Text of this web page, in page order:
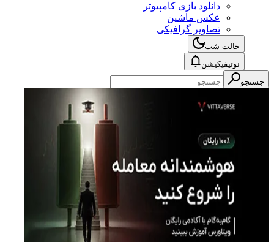
دانلود بازی کامپیوتر
عکس ماشین
تصاویر گرافیکی
حالت شب
نوتیفیکیشن
جستجو